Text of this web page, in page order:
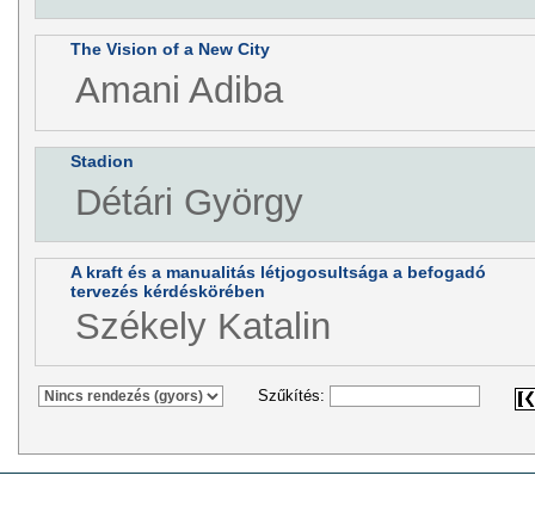
The Vision of a New City
Amani Adiba
Stadion
Détári György
A kraft és a manualitás létjogosultsága a befogadó
tervezés kérdéskörében
Székely Katalin
Szűkítés: